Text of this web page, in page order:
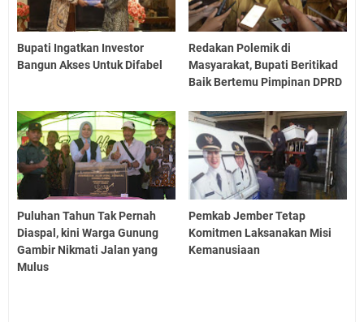
Bupati Ingatkan Investor
Bangun Akses Untuk Difabel
Redakan Polemik di
Masyarakat, Bupati Beritikad
Baik Bertemu Pimpinan DPRD
Puluhan Tahun Tak Pernah
Diaspal, kini Warga Gunung
Gambir Nikmati Jalan yang
Mulus
Pemkab Jember Tetap
Komitmen Laksanakan Misi
Kemanusiaan